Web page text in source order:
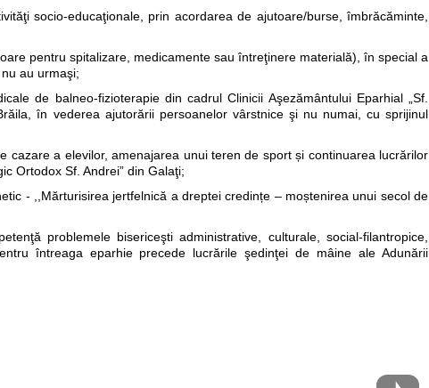
socio-educaţionale, prin acordarea de ajutoare/burse, îmbrăcăminte,
pentru spitalizare, medicamente sau întreţinere materială), în special a
au urmaşi;
de balneo-fizioterapie din cadrul Clinicii Aşezământului Eparhial „Sf.
în vederea ajutorării persoanelor vârstnice şi nu numai, cu sprijinul
cazare a elevilor, amenajarea unui teren de sport și continuarea lucrărilor
Ortodox Sf. Andrei” din Galaţi;
- ,,Mărturisirea jertfelnică a dreptei credințe – moștenirea unui secol de
problemele bisericeşti administrative, culturale, social-filantropice,
întreaga eparhie precede lucrările şedinţei de mâine ale Adunării